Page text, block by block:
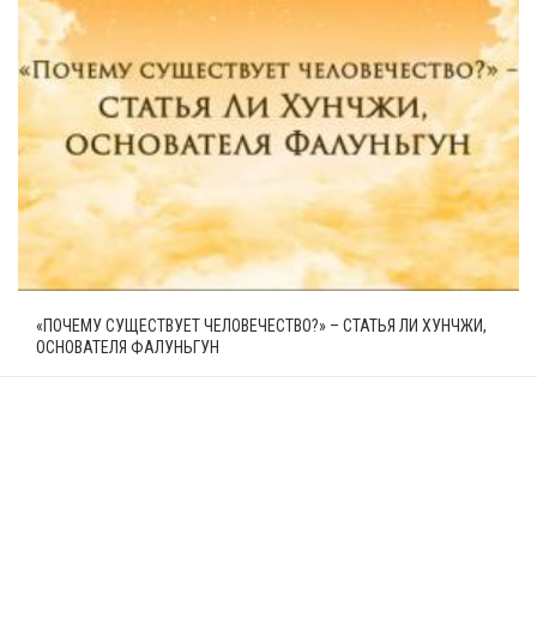
«ПОЧЕМУ СУЩЕСТВУЕТ ЧЕЛОВЕЧЕСТВО?» – СТАТЬЯ ЛИ ХУНЧЖИ,
ОСНОВАТЕЛЯ ФАЛУНЬГУН